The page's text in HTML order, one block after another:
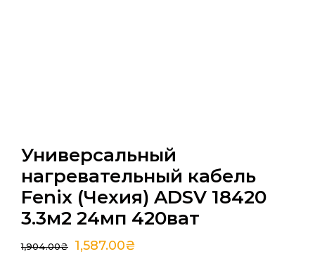
Универсальный
нагревательный кабель
Fenix (Чехия) ADSV 18420
3.3м2 24мп 420ват
1,904.00₴ 1,587.00₴